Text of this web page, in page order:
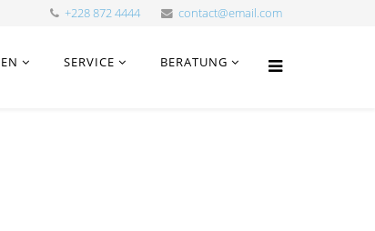
+228 872 4444 contact@email.com
SERVICE BERATUNG